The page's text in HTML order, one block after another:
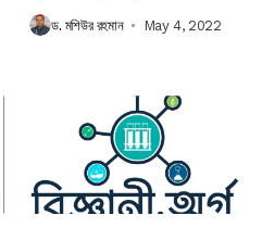
ড. মশিউর রহমান May 4, 2022